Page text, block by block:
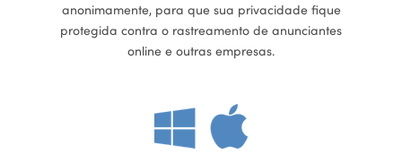
anonimamente, para que sua privacidade fique
protegida contra o rastreamento de anunciantes
online e outras empresas.